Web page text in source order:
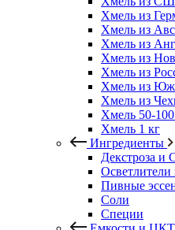
Хмель из
Хмель из
Хмель из
Хмель из
Хмель из
Хмель из
Хмель из
Хмель 50-
Хмель 1 кг
Ингредиенты
Декстроза и
Осветлители
Пивные
Соли
Специи